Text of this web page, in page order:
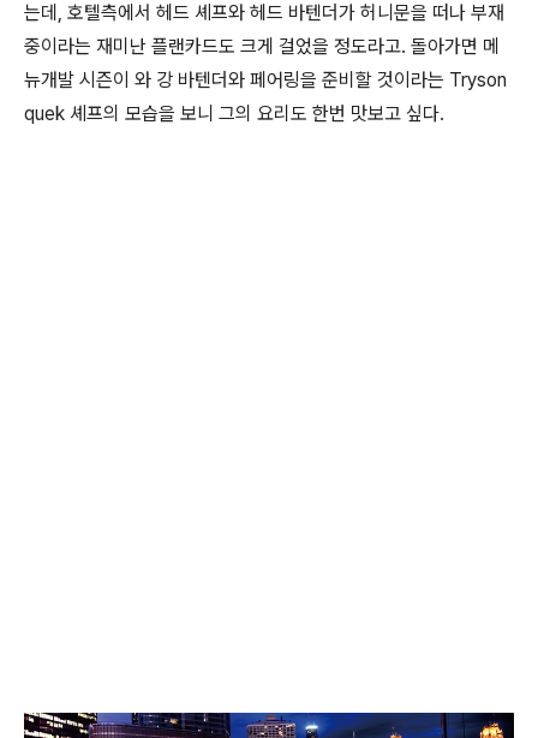
는데, 호텔측에서 헤드 셰프와 헤드 바텐더가 허니문을 떠나 부재
중이라는 재미난 플랜카드도 크게 걸었을 정도라고. 돌아가면 메
뉴개발 시즌이 와 강 바텐더와 페어링을 준비할 것이라는 Tryson
quek 셰프의 모습을 보니 그의 요리도 한번 맛보고 싶다.